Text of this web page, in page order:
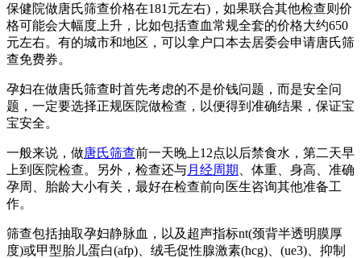
保健院做唐氏筛查价格在181元左右)，如果联合其他检查则价
格可能会大幅度上升，比如包括查血常规全套的价格大约650
元左右。有的城市和地区，可以拿户口本去居委会申请唐氏筛
查免费券。
孕妇在做唐氏筛查时首先考虑的不是价钱问题，而是安全问
题，一定要选择正规医院做检查，以便得到准确结果，保证宝
宝安全。
一般来说，做唐氏筛查前一天晚上12点以后禁食水，第二天早
上到医院检查。另外，检查还与月经周期
、体重、身高、准确
孕周、胎龄大小有关，最好在检查前向医生咨询其他准备工
作。
筛查包括抽取孕妇静脉血，以及超声指标nt(颈背半透明膜厚
度)或甲型胎儿蛋白(afp)、绒毛促性腺激素(hcg)、(ue3)、抑制